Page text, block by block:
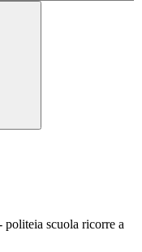
politeia scuola ricorre a